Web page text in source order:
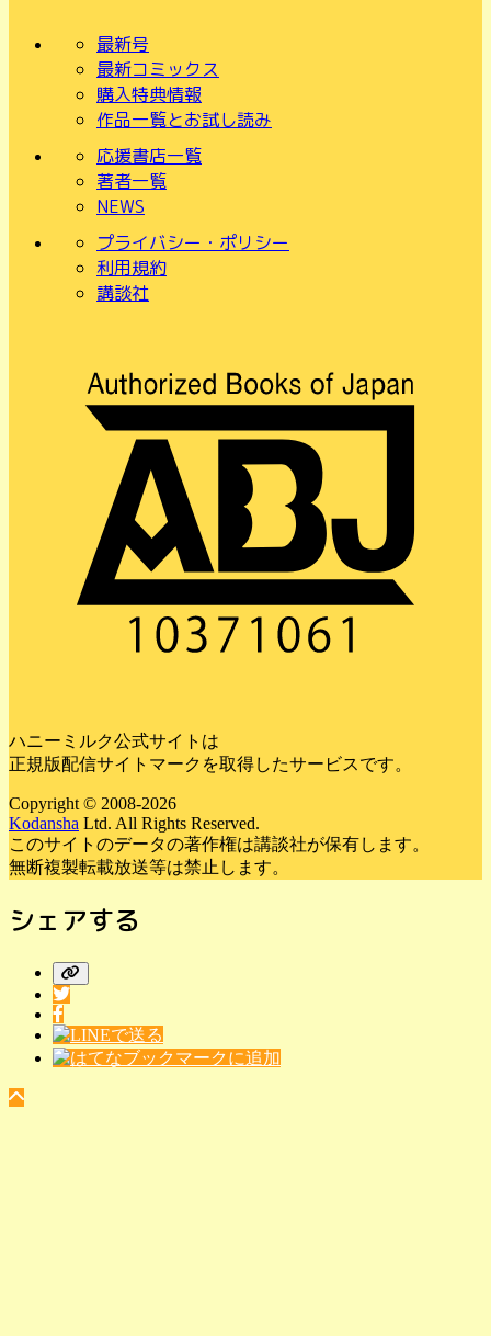
最新号
最新コミックス
購入特典情報
作品一覧とお試し読み
応援書店一覧
著者一覧
NEWS
プライバシー・ポリシー
利用規約
講談社
ハニーミルク公式サイトは
正規版配信サイトマークを取得したサービスです。
Copyright © 2008-2026
Kodansha Ltd. All Rights Reserved.
このサイトのデータの著作権は講談社が保有します。
無断複製転載放送等は禁止します。
シェアする